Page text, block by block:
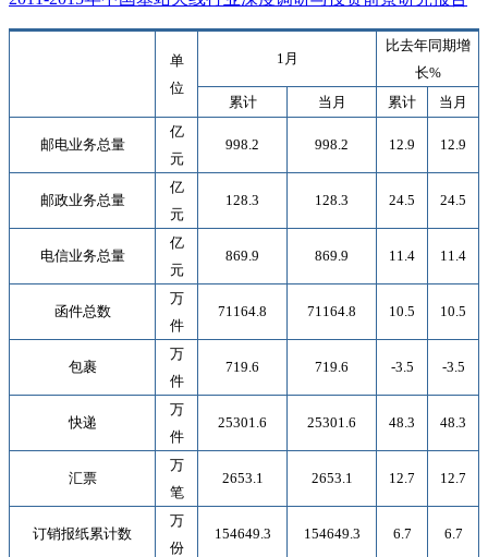
单
位
1 月
比去年同期增
长%
累计
当月 累计 当月
邮电业务总量
亿
元
998.2 998.2 12.9 12.9
邮政业务总量
亿
元
128.3 128.3 24.5 24.5
电信业务总量
亿
元
869.9 869.9 11.4 11.4
函件总数
万
件
71164.8 71164.8 10.5 10.5
包裹
万
件
719.6 719.6 -3.5 -3.5
快递
万
件
25301.6 25301.6 48.3 48.3
汇票
万
笔
2653.1 2653.1 12.7 12.7
订销报纸累计数
万
份
154649.3 154649.3 6.7 6.7